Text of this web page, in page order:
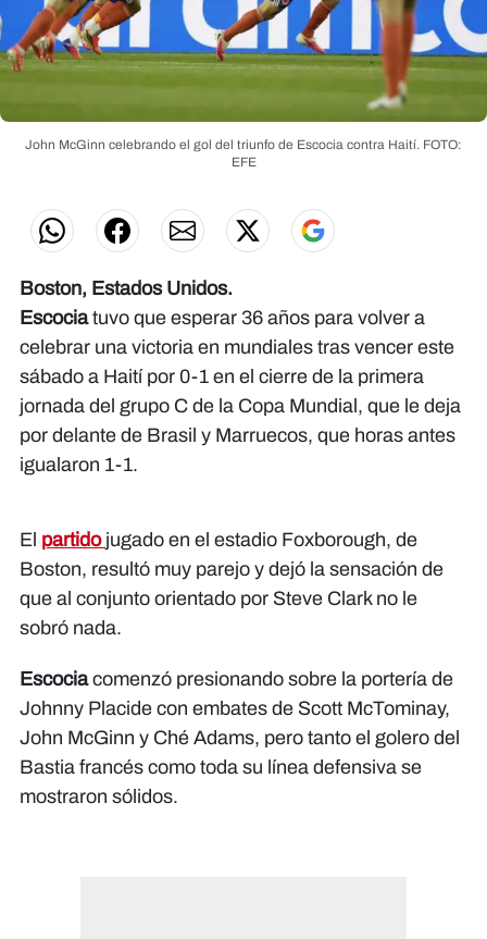
John McGinn celebrando el gol del triunfo de Escocia contra Haití. FOTO:
EFE
Boston, Estados Unidos.
Escociatuvo que esperar 36 años para volver a
celebrar una victoria en mundiales tras vencer este
sábado a Haití por 0-1 en el cierre de la primera
jornada del grupo C de la Copa Mundial, que le deja
por delante de Brasil y Marruecos, que horas antes
igualaron 1-1.
El partido jugado en el estadio Foxborough, de
Boston, resultó muy parejo y dejó la sensación de
que al conjunto orientado por Steve Clark no le
sobró nada.
Escociacomenzó presionando sobre la portería de
Johnny Placide con embates de Scott McTominay,
John McGinn y Ché Adams, pero tanto el golero del
Bastia francés como toda su línea defensiva se
mostraron sólidos.